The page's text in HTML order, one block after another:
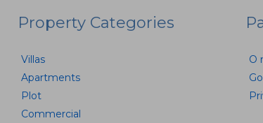
Property Categories
Villas
Apartments
Plot
Commercial
O